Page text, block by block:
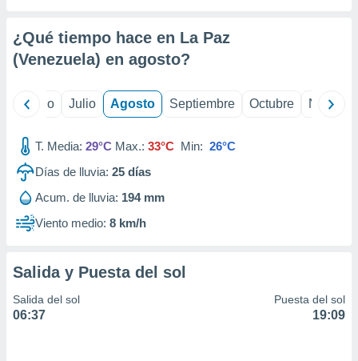
e
mediante
publicidad
publicidad
de
1199
¿Qué tiempo hace en La Paz
(Venezuela) en agosto?
Junio Julio Agosto Septiembre Octubre
T. Media: 29°C Max.: 33°C Min: 26°C
Días de lluvia: 25 días
Acum. de lluvia: 194 mm
Viento medio: 8 km/h
Salida y Puesta del sol
Salida del sol
06:37
Puesta del sol
19:09